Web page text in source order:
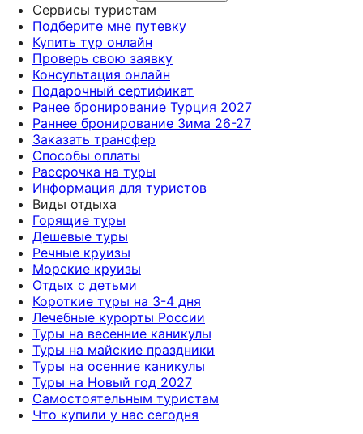
Сервисы туристам
Подберите мне путевку
Купить тур онлайн
Проверь свою заявку
Консультация онлайн
Подарочный сертификат
Ранее бронирование Турция 2027
Раннее бронирование Зима 26-27
Заказать трансфер
Способы оплаты
Рассрочка на туры
Информация для туристов
Виды отдыха
Горящие туры
Дешевые туры
Речные круизы
Морские круизы
Отдых с детьми
Короткие туры на 3-4 дня
Лечебные курорты России
Туры на весенние каникулы
Туры на майские праздники
Туры на осенние каникулы
Туры на Новый год 2027
Самостоятельным туристам
Что купили у нас сегодня